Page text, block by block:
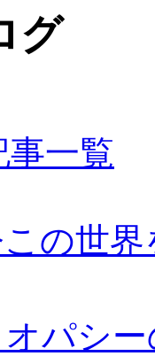
グ
事一覧
この世
オパシ